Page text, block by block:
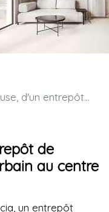
à un loft urbain au centre de Barcelone
de
au centre
un entrepôt